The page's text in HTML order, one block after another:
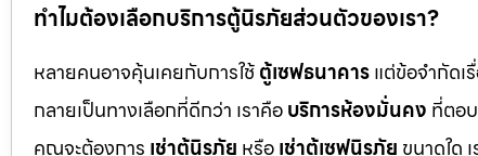
ทำไมต้องเลือกบริการตู้นิรภัยส่วนตัวของเรา?
หลายคนอาจคุ้นเคยกับการใช้ตู้เซฟธนาคารแต่ข้อจำกัดเ
กลายเป็นทางเลือกที่ดีกว่า เราคือบริการห้องมั่นคง ที่ตอ
คุณจะต้องการ เช่าตู้นิรภัย หรือเช่าตู้เซฟนิรภัย ขนาดใด